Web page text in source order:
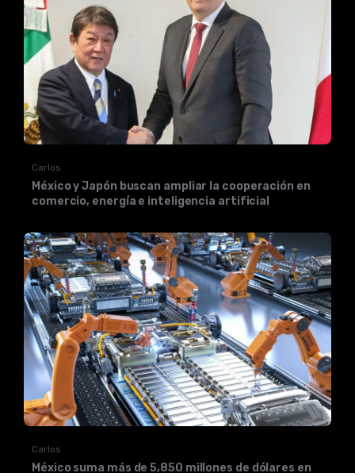
Carlos
México y Japón buscan ampliar la cooperación en
comercio, energía e inteligencia artificial
Carlos
México suma más de 5,850 millones de dólares en